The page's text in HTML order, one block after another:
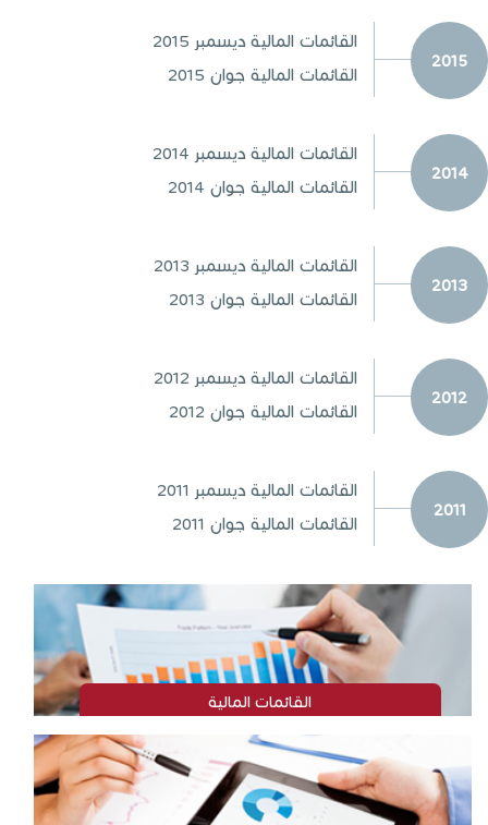
2015
القائمات المالية ديسمبر 2015
القائمات المالية جوان 2015
2014
القائمات المالية ديسمبر 2014
القائمات المالية جوان 2014
2013
القائمات المالية ديسمبر 2013
القائمات المالية جوان 2013
2012
القائمات المالية ديسمبر 2012
القائمات المالية جوان 2012
2011
القائمات المالية ديسمبر 2011
القائمات المالية جوان 2011
القائمات المالية